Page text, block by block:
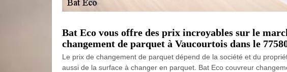
Bat Eco vous offre des prix incroyables sur le
changement de parquet à Vaucourtois dans le
Le prix de changement de parquet dépend de la société et du
aussi de la surface à changer en parquet. Bat Eco couvreur